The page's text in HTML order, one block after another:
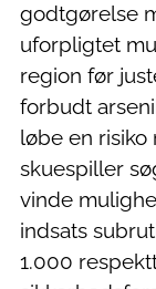
godtgørelse
uforpligtet
region før
forbudt
løbe en risiko
skuespiller
vinde
indsats
1.000